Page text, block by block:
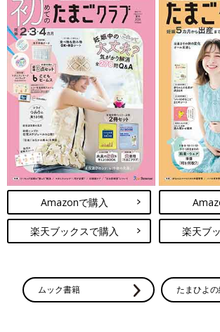
Amazonで購入
楽天ブックスで購入 楽天ブ
ムック書籍 たまひよ